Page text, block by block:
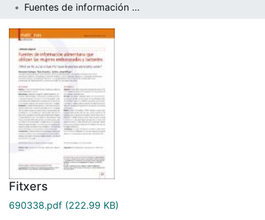
Fuentes de información alimentaria que utilizan las mujeres embarazadas y lactantes
Fitxers
690338.pdf (222.99 KB)